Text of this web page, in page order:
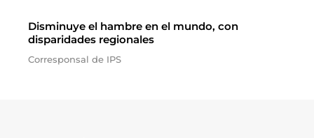
Disminuye el hambre en el mundo, con
disparidades regionales
Corresponsal de IPS